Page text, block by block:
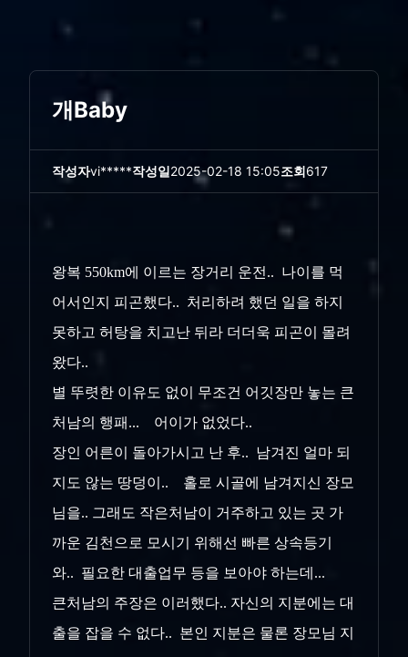
개Baby
작성자vi*****작성일2025-02-18 15:05조회617
왕복 550km에 이르는 장거리 운전.. 나이를 먹
어서인지 피곤했다.. 처리하려 했던 일을 하지
못하고 허탕을 치고난 뒤라 더더욱 피곤이 몰려
왔다..
별 뚜렷한 이유도 없이 무조건 어깃장만 놓는 큰
처남의 행패... 어이가 없었다..
장인 어른이 돌아가시고 난 후.. 남겨진 얼마 되
지도 않는 땅덩이.. 홀로 시골에 남겨지신 장모
님을.. 그래도 작은처남이 거주하고 있는 곳 가
까운 김천으로 모시기 위해선 빠른 상속등기
와.. 필요한 대출업무 등을 보아야 하는데...
큰처남의 주장은 이러했다.. 자신의 지분에는 대
출을 잡을 수 없다.. 본인 지분은 물론 장모님 지